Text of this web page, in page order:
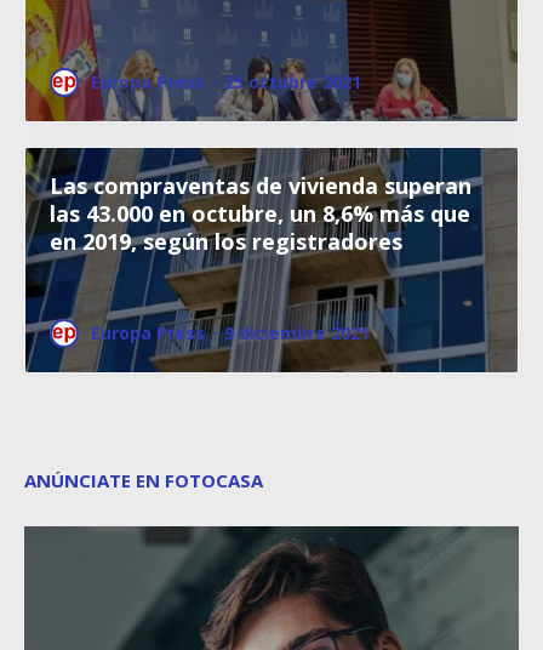
Europa Press · 25 octubre 2021
Las compraventas de vivienda superan
las 43.000 en octubre, un 8,6% más que
en 2019, según los registradores
Europa Press · 9 diciembre 2021
ANÚNCIATE EN FOTOCASA